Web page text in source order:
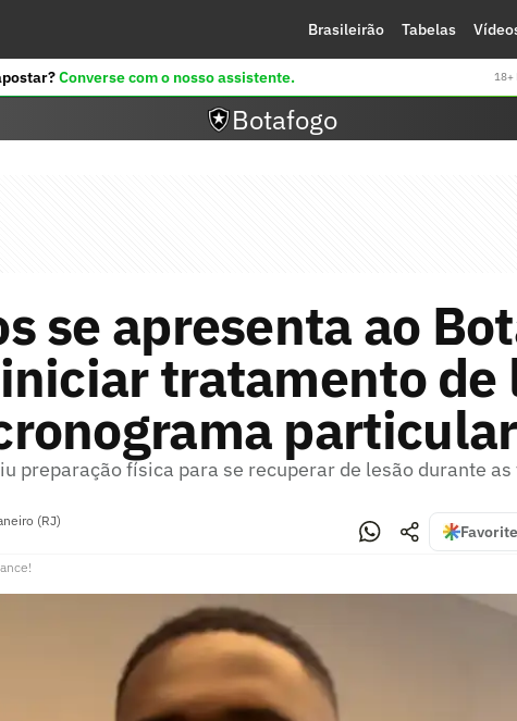
Brasileirão Tabelas
Converse com o nosso assistente. 18+
Botafogo
se apresenta ao
tratamento de
particular
preparação física para se recuperar de lesão durante
(RJ)